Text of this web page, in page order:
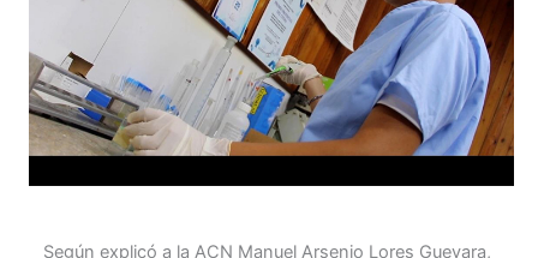
Según explicó a la ACN Manuel Arsenio Lores Guevara,